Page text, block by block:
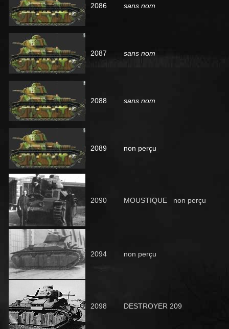
2086 sans nom
2087 sans nom
2088 sans nom
2089 non perçu
2090 MOUSTIQUE non perçu
2094 non perçu
2098 DESTROYER 209